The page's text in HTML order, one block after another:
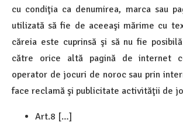
cu condiţia ca denumirea, marca sau
utilizată să fie de aceeaşi mărime cu
căreia este cuprinsă şi să nu fie
către orice altă pagină de internet
operator de jocuri de noroc sau prin
face reclamă şi publicitate activităţii de
Art.8 […]